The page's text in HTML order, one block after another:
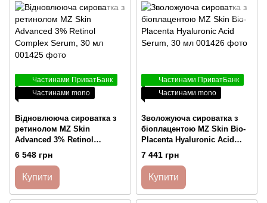
Частинами ПриватБанк
Частинами mono
Відновлююча сироватка з
ретинолом MZ Skin
Advanced 3% Retinol
Complex Serum, 30 мл
6 548 грн
Купити
Частинами ПриватБанк
Частинами mono
Зволожуюча сироватка з
біоплацентою MZ Skin Bio-
Placenta Hyaluronic Acid
Serum, 30 мл
7 441 грн
Купити